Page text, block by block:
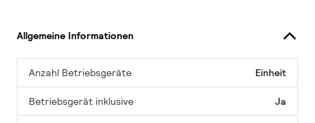
Allgemeine Informationen
Anzahl Betriebsgeräte Einheit
Betriebsgerät inklusive Ja